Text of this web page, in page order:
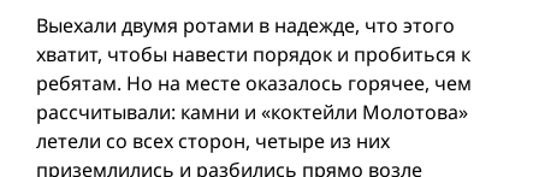
Выехали двумя ротами в надежде, что этого
хватит, чтобы навести порядок и пробиться к
ребятам. Но на месте оказалось горячее, чем
рассчитывали: камни и «коктейли Молотова»
летели со всех сторон, четыре из них
приземлились и разбились прямо возле